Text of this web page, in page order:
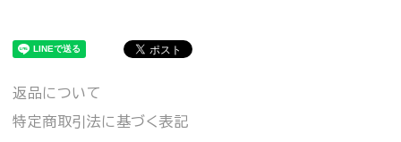
返品について
特定商取引法に基づく表記